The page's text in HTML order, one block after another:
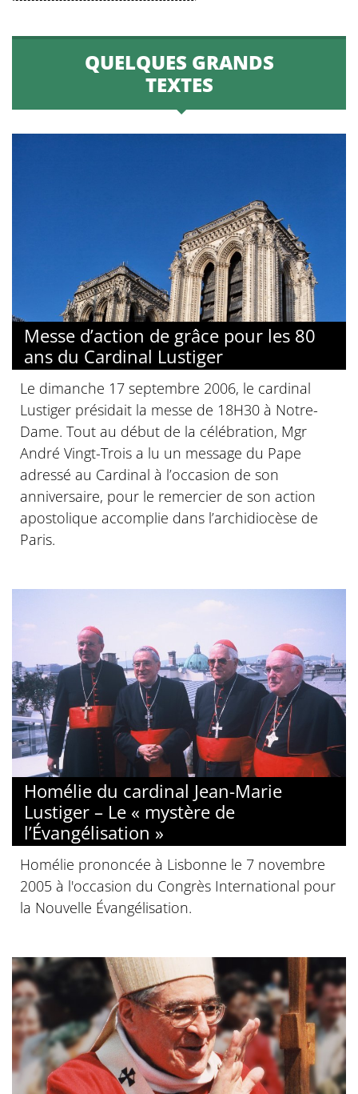
QUELQUES GRANDS
TEXTES
Messe d’action de grâce pour les 80
ans du Cardinal Lustiger
Le dimanche 17 septembre 2006, le cardinal
Lustiger présidait la messe de 18H30 à Notre-
Dame. Tout au début de la célébration, Mgr
André Vingt-Trois a lu un message du Pape
adressé au Cardinal à l’occasion de son
anniversaire, pour le remercier de son action
apostolique accomplie dans l’archidiocèse de
Paris.
Homélie du cardinal Jean-Marie
Lustiger – Le « mystère de
l’Évangélisation »
Homélie prononcée à Lisbonne le 7 novembre
2005 à l'occasion du Congrès International pour
la Nouvelle Évangélisation.